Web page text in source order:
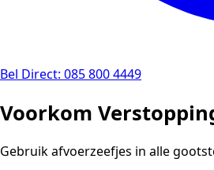
Bel Direct: 085 800 4449
Voorkom
Gebruik afvoerzeefjes in alle